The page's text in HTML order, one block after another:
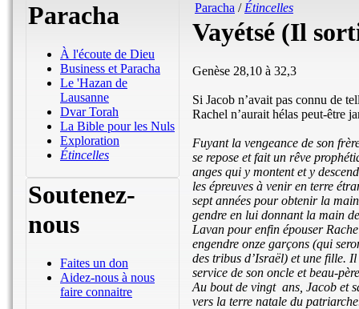
Paracha
À l'écoute de Dieu
Business et Paracha
Le 'Hazan de
Lausanne
Dvar Torah
La Bible pour les Nuls
Exploration
Étincelles
Soutenez-
nous
Faites un don
Aidez-nous à nous
faire connaitre
Paracha / Étincelles
Vayétsé (Il
Genèse 28,10 à 32,3
Si Jacob n’avait pas connu de
Rachel n’aurait hélas peut-être
Fuyant la vengeance de son
se repose et fait un rêve
anges qui y montent et y
les épreuves à venir en terre
sept années pour obtenir la
gendre en lui donnant la main
Lavan pour enfin épouser
engendre onze garçons (qui
des tribus d’Israël) et une fille.
service de son oncle et beau-
Au bout de vingt ans, Jacob et
vers la terre natale du